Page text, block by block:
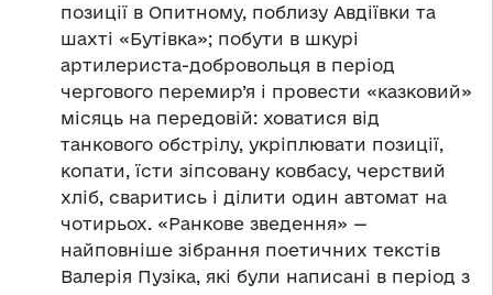
позиції в Опитному, поблизу Авдіївки та
шахті «Бутівка»; побути в шкурі
артилериста-добровольця в період
чергового перемир’я і провести «казковий»
місяць на передовій: ховатися від
танкового обстрілу, укріплювати позиції,
копати, їсти зіпсовану ковбасу, черствий
хліб, сваритись і ділити один автомат на
чотирьох. «Ранкове зведення» —
найповніше зібрання поетичних текстів
Валерія Пузіка, які були написані в період з